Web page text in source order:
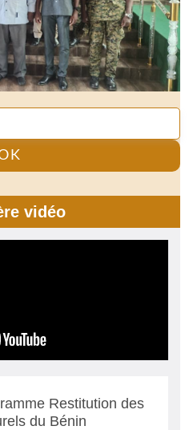
vidéo
Restitution des
du Bénin